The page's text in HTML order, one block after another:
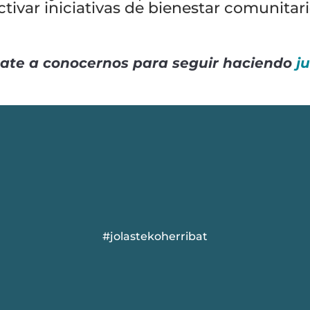
iniciativas de bienestar
a conocernos para seguir haciendo
#jolastekoherribat